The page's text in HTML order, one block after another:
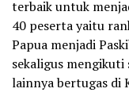
terbaik untuk
40 peserta yaitu
Papua menjadi
sekaligus mengikuti
lainnya bertugas di